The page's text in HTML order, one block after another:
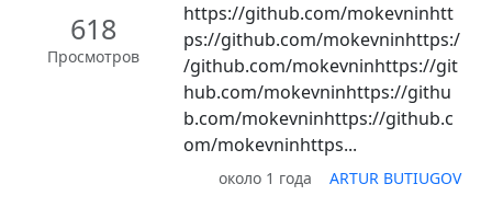
618
Просмотров
https://github.com/mokevninhtt
ps://github.com/mokevninhttps:/
/github.com/mokevninhttps://git
hub.com/mokevninhttps://githu
b.com/mokevninhttps://github.c
om/mokevninhttps...
около 1 года ARTUR BUTIUGOV